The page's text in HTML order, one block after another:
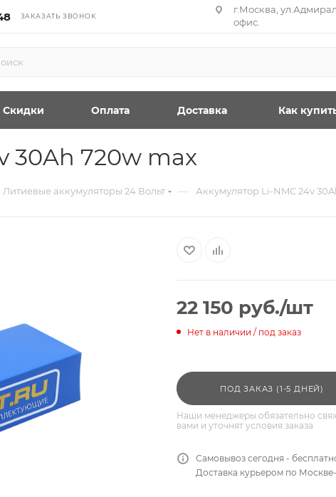
ЗАКАЗАТЬ ЗВОНОК
г.Москва,
офис.
Скидки Оплата Доставка Как
30Ah 720w max
Литиевые аккумуляторы 24 Вольт — Аккумулятор Li-NMC 24v
22 150 руб./шт
Нет в наличии / под заказ
ПОД ЗАКАЗ (1-5 ДНЕЙ)
Наши менеджеры обязательно
вами и уточнят условия заказа
Самовывоз сегодня -
Доставка курьером по